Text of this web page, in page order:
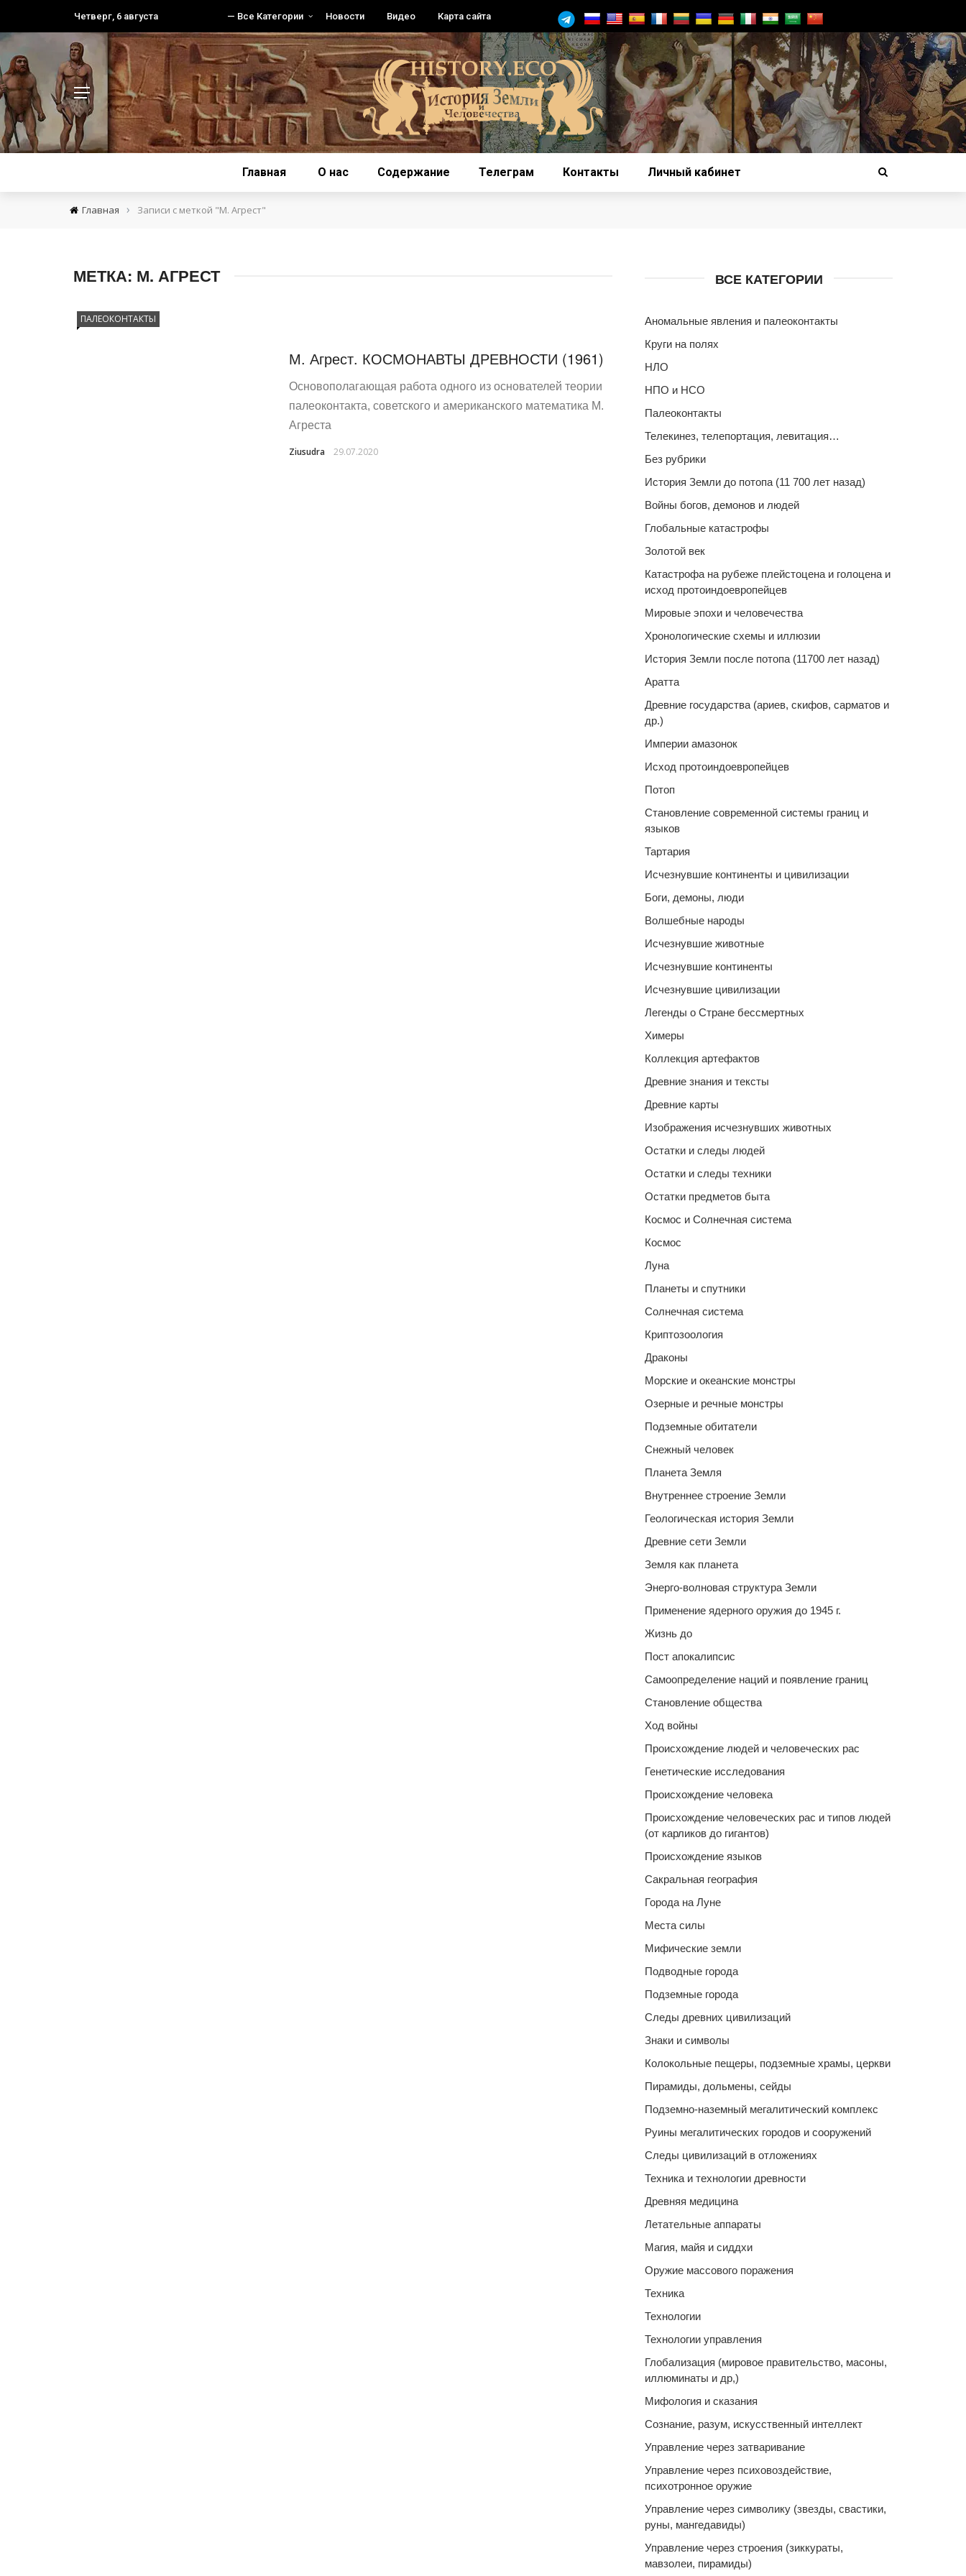
Четверг, 6 августа — Все Категории Новости Видео Карта сайта
Главная О нас Содержание Телеграм Контакты Личный кабинет
Главная › Записи с меткой "М. Агрест"
МЕТКА: М. АГРЕСТ
ПАЛЕОКОНТАКТЫ
М. Агрест. КОСМОНАВТЫ ДРЕВНОСТИ (1961)
Основополагающая работа одного из основателей теории
палеоконтакта, советского и американского математика М.
Агреста
Ziusudra 29.07.2020
ВСЕ КАТЕГОРИИ
Аномальные явления и палеоконтакты
Круги на полях
НЛО
НПО и НСО
Палеоконтакты
Телекинез, телепортация, левитация…
Без рубрики
История Земли до потопа (11 700 лет назад)
Войны богов, демонов и людей
Глобальные катастрофы
Золотой век
Катастрофа на рубеже плейстоцена и голоцена и
исход протоиндоевропейцев
Мировые эпохи и человечества
Хронологические схемы и иллюзии
История Земли после потопа (11700 лет назад)
Аратта
Древние государства (ариев, скифов, сарматов и
др.)
Империи амазонок
Исход протоиндоевропейцев
Потоп
Становление современной системы границ и
языков
Тартария
Исчезнувшие континенты и цивилизации
Боги, демоны, люди
Волшебные народы
Исчезнувшие животные
Исчезнувшие континенты
Исчезнувшие цивилизации
Легенды о Стране бессмертных
Химеры
Коллекция артефактов
Древние знания и тексты
Древние карты
Изображения исчезнувших животных
Остатки и следы людей
Остатки и следы техники
Остатки предметов быта
Космос и Солнечная система
Космос
Луна
Планеты и спутники
Солнечная система
Криптозоология
Драконы
Морские и океанские монстры
Озерные и речные монстры
Подземные обитатели
Снежный человек
Планета Земля
Внутреннее строение Земли
Геологическая история Земли
Древние сети Земли
Земля как планета
Энерго-волновая структура Земли
Применение ядерного оружия до 1945 г.
Жизнь до
Пост апокалипсис
Самоопределение наций и появление границ
Становление общества
Ход войны
Происхождение людей и человеческих рас
Генетические исследования
Происхождение человека
Происхождение человеческих рас и типов людей
(от карликов до гигантов)
Происхождение языков
Сакральная география
Города на Луне
Места силы
Мифические земли
Подводные города
Подземные города
Следы древних цивилизаций
Знаки и символы
Колокольные пещеры, подземные храмы, церкви
Пирамиды, дольмены, сейды
Подземно-наземный мегалитический комплекс
Руины мегалитических городов и сооружений
Следы цивилизаций в отложениях
Техника и технологии древности
Древняя медицина
Летательные аппараты
Магия, майя и сиддхи
Оружие массового поражения
Техника
Технологии
Технологии управления
Глобализация (мировое правительство, масоны,
иллюминаты и др,)
Мифология и сказания
Сознание, разум, искусственный интеллект
Управление через затваривание
Управление через психовоздействие,
психотронное оружие
Управление через символику (звезды, свастики,
руны, мангедавиды)
Управление через строения (зиккураты,
мавзолеи, пирамиды)